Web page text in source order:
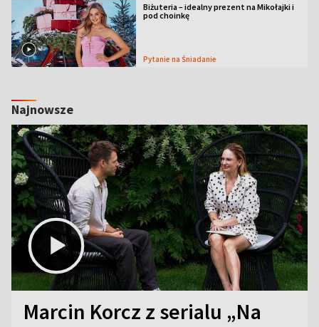
Biżuteria – idealny prezent na Mikołajki i
pod choinkę
Pytanie na Śniadanie
Najnowsze
Marcin Korcz z serialu „Na